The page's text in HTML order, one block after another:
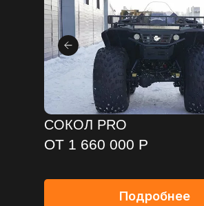
ОТ 1 660 000 Р
СОКОЛ PRO
Подробнее